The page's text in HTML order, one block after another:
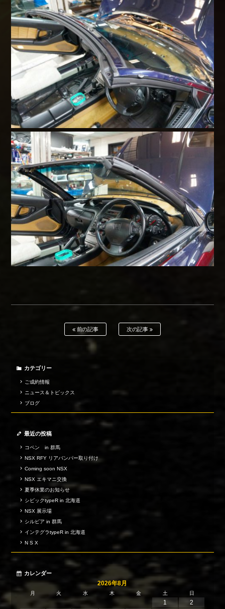
前の記事 次の記事
カテゴリー
ご成約情報
ニュース＆トピックス
ブログ
最近の投稿
コペン in 群馬
NSX RFY リアバンパー取り付け
Coming soon NSX
NSX エキマニ交換
夏季休業のお知らせ
シビックtypeR in 北海道
NSX 展示場
シルビア in 群馬
インテグラtypeR in 北海道
N S X
カレンダー
2026年8月
月 火 水 木 金 土 日
1
2